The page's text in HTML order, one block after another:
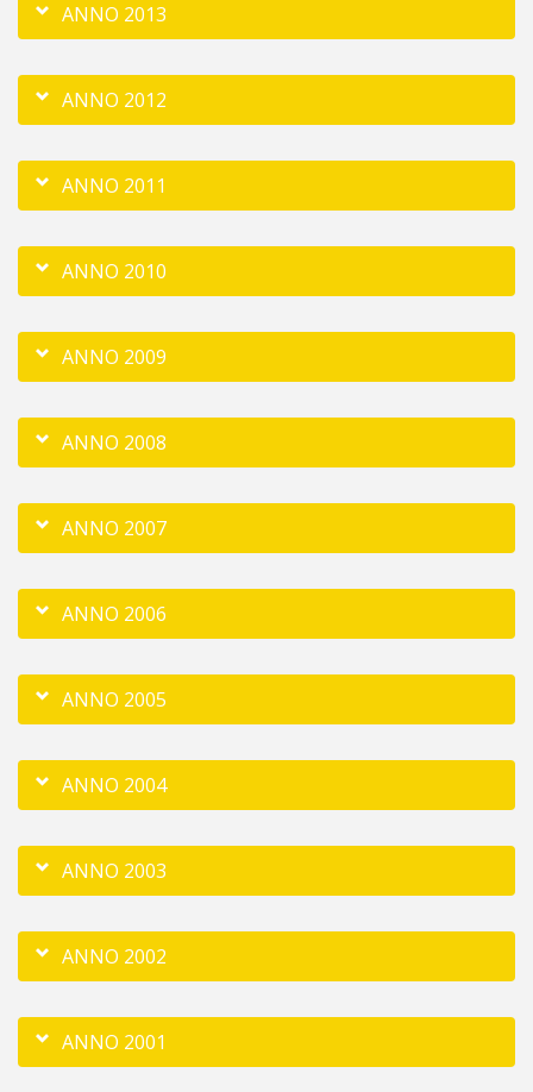
ANNO 2013
ANNO 2012
ANNO 2011
ANNO 2010
ANNO 2009
ANNO 2008
ANNO 2007
ANNO 2006
ANNO 2005
ANNO 2004
ANNO 2003
ANNO 2002
ANNO 2001